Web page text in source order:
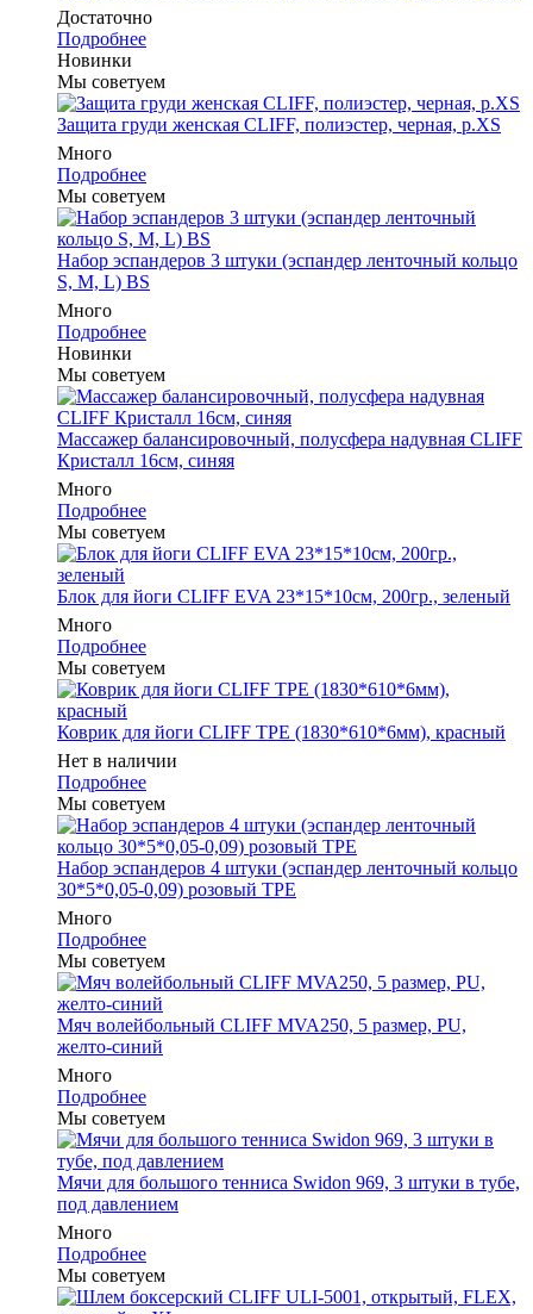
Достаточно
Подробнее
Новинки
Мы советуем
Защита груди женская CLIFF, полиэстер, черная, р.XS
Много
Подробнее
Мы советуем
Набор эспандеров 3 штуки (эспандер ленточный кольцо
S, M, L) BS
Много
Подробнее
Новинки
Мы советуем
Массажер балансировочный, полусфера надувная CLIFF
Кристалл 16см, синяя
Много
Подробнее
Мы советуем
Блок для йоги CLIFF EVA 23*15*10см, 200гр., зеленый
Много
Подробнее
Мы советуем
Коврик для йоги CLIFF TPE (1830*610*6мм), красный
Нет в наличии
Подробнее
Мы советуем
Набор эспандеров 4 штуки (эспандер ленточный кольцо
30*5*0,05-0,09) розовый ТРЕ
Много
Подробнее
Мы советуем
Мяч волейбольный CLIFF MVA250, 5 размер, PU,
желто-синий
Много
Подробнее
Мы советуем
Мячи для большого тенниса Swidon 969, 3 штуки в тубе,
под давлением
Много
Подробнее
Мы советуем